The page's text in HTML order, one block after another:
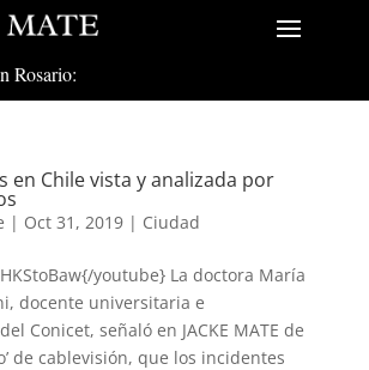
Rosario:
en Chile vista y analizada por
| Oct 31, 2019| Ciudad
youtube} La doctora María
docente universitaria e
Conicet, señaló en JACKE MATE de
de cablevisión, que los incidentes